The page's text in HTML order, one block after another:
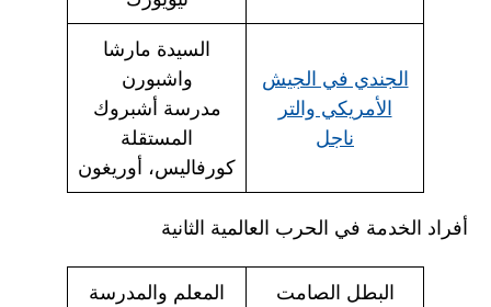
الجندي في الجيش
الأمريكي والتر
ناجل
السيدة مارشا
واشبورن
مدرسة أشبروك
المستقلة
كورفاليس، أوريغون
أفراد الخدمة في الحرب العالمية الثانية
البطل الصامت المعلم والمدرسة